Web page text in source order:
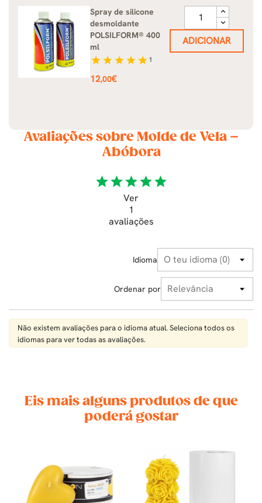
Spray de silicone
desmoldante
POLSILFORM® 400
ml
star star star star star 1
Preço
12,00€
ADICIONAR
Avaliações sobre Molde de Vela –
Abóbora
starstarstarstarstar
Ver
1
avaliações
Idioma
Ordenar por
Não existem avaliações para o idioma atual. Seleciona todos os
idiomas para ver todas as avaliações.
Eis mais alguns produtos de que
poderá gostar